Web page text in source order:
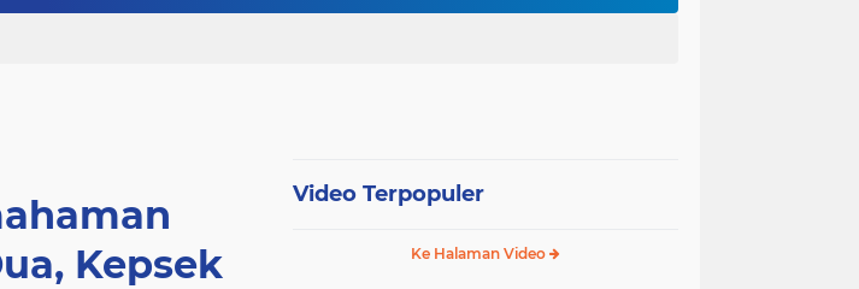
Polres Soppeng Amankan Pelaksanaan Shalat Istisqa di Dua Kecamatan
Kepsek
Video Terpopuler
Ke Halaman Video